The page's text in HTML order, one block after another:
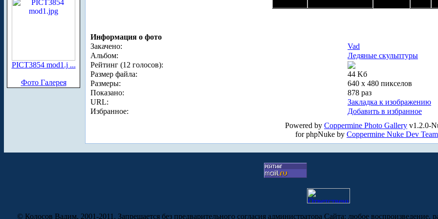
PICT3854 mod1.j ...
Фото Галерея
Информация о фото
Закачено:
Vad
Альбом:
Ледяные скульптуры
Рейтинг (12 голосов):
Размер файла:
44 Kб
Размеры:
640 x 480 пикселов
Показано:
878 раз
URL:
Закладка к изображению
Избранное:
Добавить в избранное
Powered by Coppermine Photo Gallery v1.2.0-
for phpNuke by Coppermine Nuke Dev Team
© Колосов Вадим, 2001-2011. Запрещается без предварительного согласия администратора Сайта: любое воспроизведение,